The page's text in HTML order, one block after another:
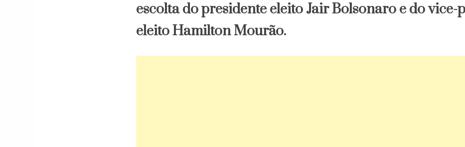
escolta do presidente eleito Jair Bolsonaro e do vice-
eleito Hamilton Mourão.